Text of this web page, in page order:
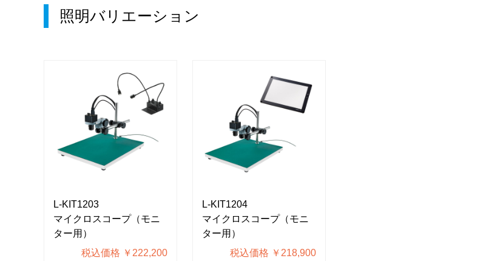
照明バリエーション
L-KIT1203
マイクロスコープ（モニ
ター用）
税込価格 ￥222,200
L-KIT1204
マイクロスコープ（モニ
ター用）
税込価格 ￥218,900